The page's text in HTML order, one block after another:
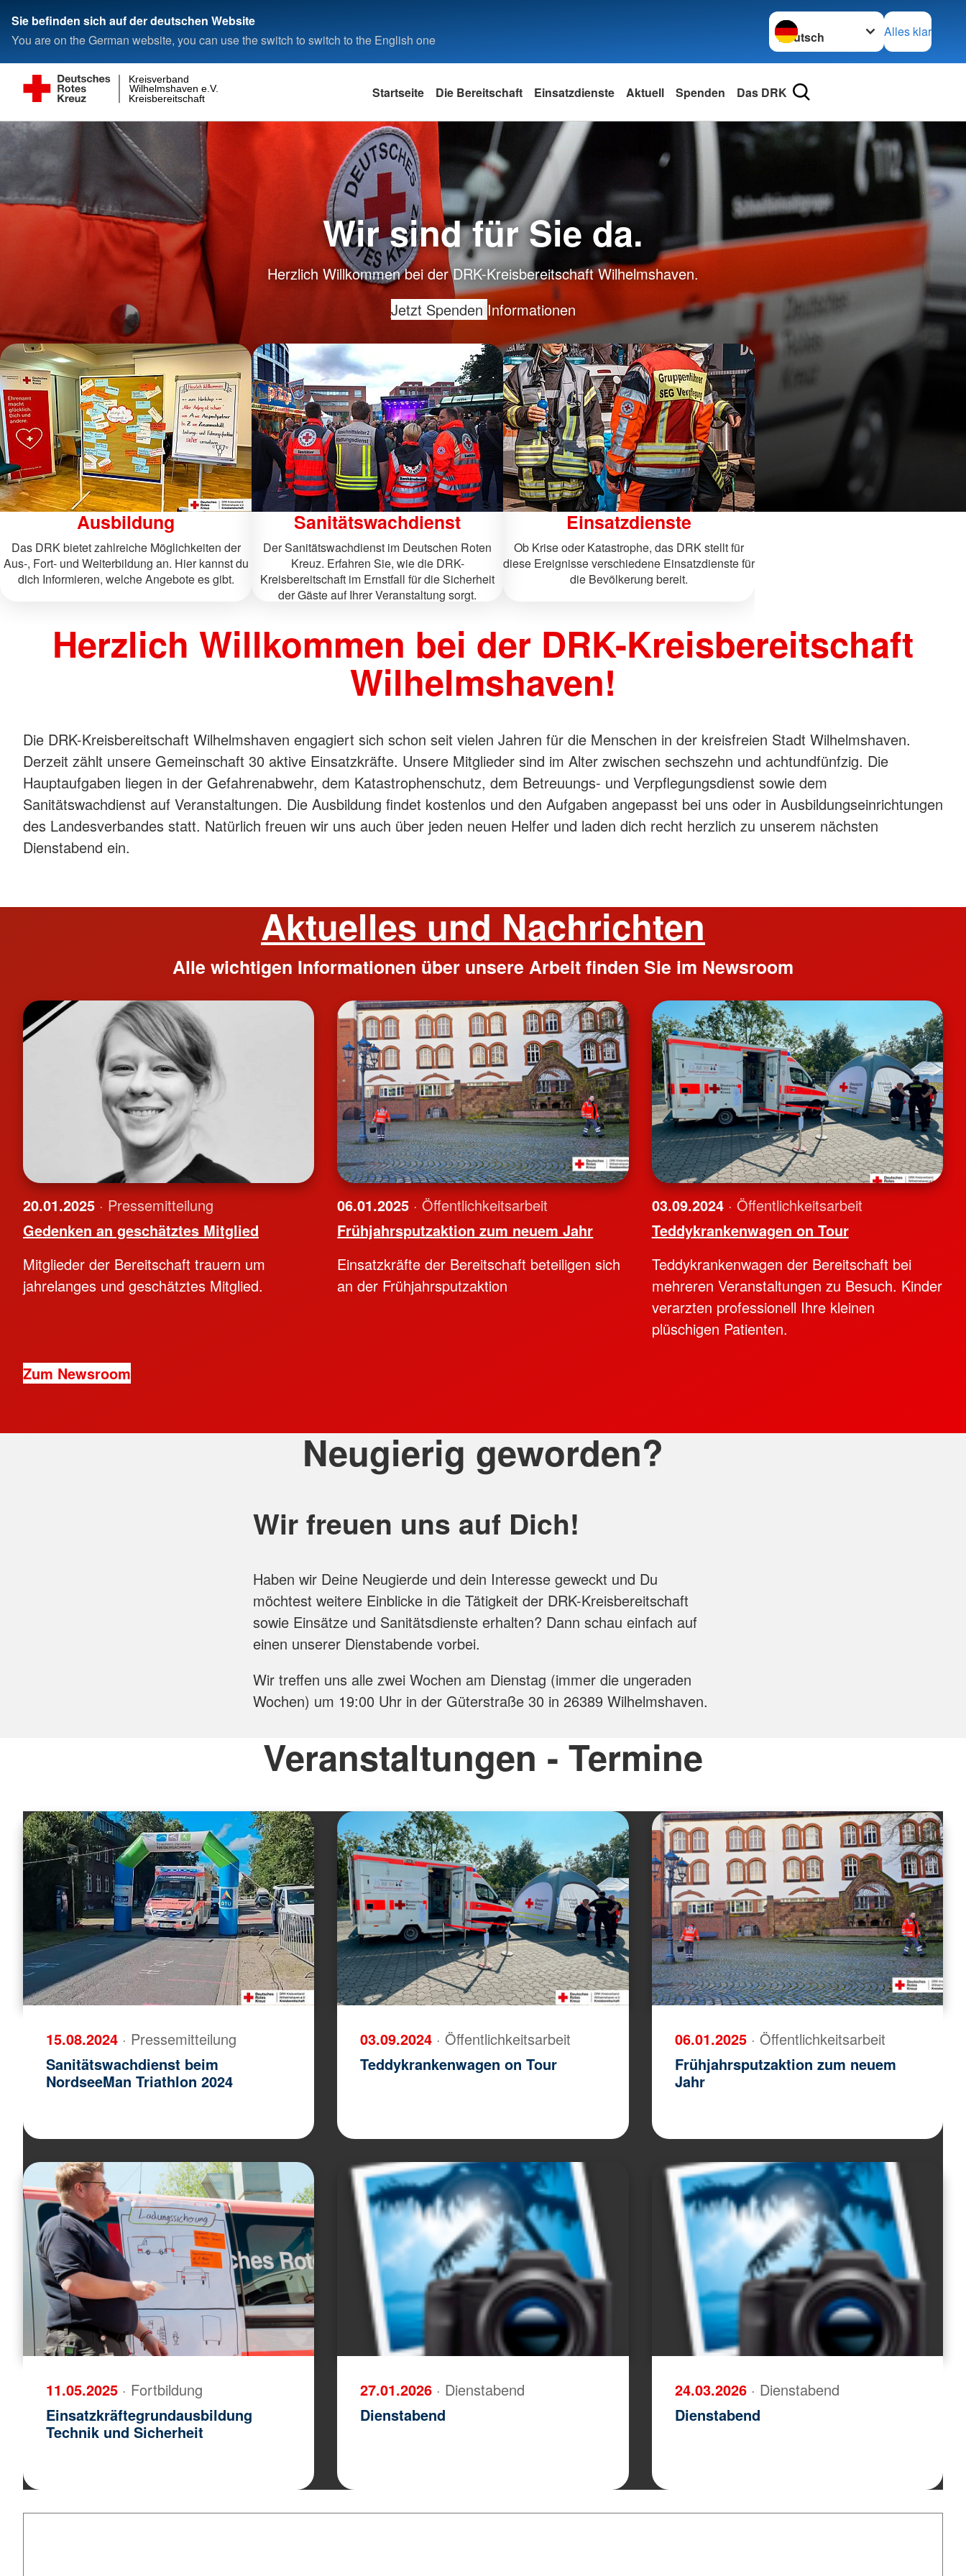
Sie befinden sich auf der deutschen Website
You are on the German website, you can use the switch to switch to the English one
Sprache wechseln zu
Alles klar
Kreisbereitschaft
Wilhelmshaven e.V.
Kreisverband
Startseite Die Bereitschaft Einsatzdienste Aktuell Spenden Das DRK
Wir sind für Sie da.
Herzlich Willkommen bei der DRK-Kreisbereitschaft Wilhelmshaven.
Jetzt Spenden Informationen
Ausbildung
Das DRK bietet zahlreiche Möglichkeiten der
Aus-, Fort- und Weiterbildung an. Hier kannst du
dich Informieren, welche Angebote es gibt.
Sanitätswachdienst
Der Sanitätswachdienst im Deutschen Roten
Kreuz. Erfahren Sie, wie die DRK-
Kreisbereitschaft im Ernstfall für die Sicherheit
der Gäste auf Ihrer Veranstaltung sorgt.
Einsatzdienste
Ob Krise oder Katastrophe, das DRK stellt für
diese Ereignisse verschiedene Einsatzdienste für
die Bevölkerung bereit.
Herzlich Willkommen bei der DRK-Kreisbereitschaft
Wilhelmshaven!
Die DRK-Kreisbereitschaft Wilhelmshaven engagiert sich schon seit vielen Jahren für die Menschen in der kreisfreien Stadt Wilhelmshaven.
Derzeit zählt unsere Gemeinschaft 30 aktive Einsatzkräfte. Unsere Mitglieder sind im Alter zwischen sechszehn und achtundfünfzig. Die
Hauptaufgaben liegen in der Gefahrenabwehr, dem Katastrophenschutz, dem Betreuungs- und Verpflegungsdienst sowie dem
Sanitätswachdienst auf Veranstaltungen. Die Ausbildung findet kostenlos und den Aufgaben angepasst bei uns oder in Ausbildungseinrichtungen
des Landesverbandes statt. Natürlich freuen wir uns auch über jeden neuen Helfer und laden dich recht herzlich zu unserem nächsten
Dienstabend ein.
Aktuelles und Nachrichten
Alle wichtigen Informationen über unsere Arbeit finden Sie im Newsroom
20.01.2025 · Pressemitteilung
Gedenken an geschätztes Mitglied
Mitglieder der Bereitschaft trauern um
jahrelanges und geschätztes Mitglied.
06.01.2025 · Öffentlichkeitsarbeit
Frühjahrsputzaktion zum neuem Jahr
Einsatzkräfte der Bereitschaft beteiligen sich
an der Frühjahrsputzaktion
03.09.2024 · Öffentlichkeitsarbeit
Teddykrankenwagen on Tour
Teddykrankenwagen der Bereitschaft bei
mehreren Veranstaltungen zu Besuch. Kinder
verarzten professionell Ihre kleinen
plüschigen Patienten.
Zum Newsroom
Neugierig geworden?
Wir freuen uns auf Dich!
Haben wir Deine Neugierde und dein Interesse geweckt und Du
möchtest weitere Einblicke in die Tätigkeit der DRK-Kreisbereitschaft
sowie Einsätze und Sanitätsdienste erhalten? Dann schau einfach auf
einen unserer Dienstabende vorbei.
Wir treffen uns alle zwei Wochen am Dienstag (immer die ungeraden
Wochen) um 19:00 Uhr in der Güterstraße 30 in 26389 Wilhelmshaven.
Veranstaltungen - Termine
15.08.2024 · Pressemitteilung
Sanitätswachdienst beim
NordseeMan Triathlon 2024
03.09.2024 · Öffentlichkeitsarbeit
Teddykrankenwagen on Tour
06.01.2025 · Öffentlichkeitsarbeit
Frühjahrsputzaktion zum neuem
Jahr
11.05.2025 · Fortbildung
Einsatzkräftegrundausbildung
Technik und Sicherheit
27.01.2026 · Dienstabend
Dienstabend
24.03.2026 · Dienstabend
Dienstabend